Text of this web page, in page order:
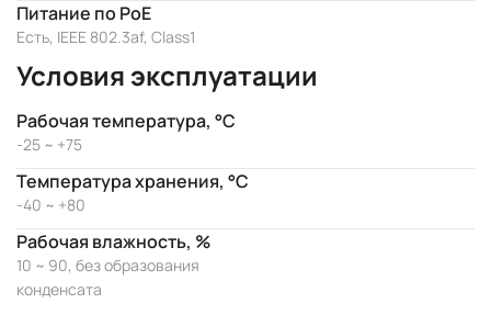
Питание по PoE
Есть, IEEE 802.3af, Class1
Условия эксплуатации
Рабочая температура, °C
-25 ~ +75
Температура хранения, °C
-40 ~ +80
Рабочая влажность, %
10 ~ 90, без образования
конденсата